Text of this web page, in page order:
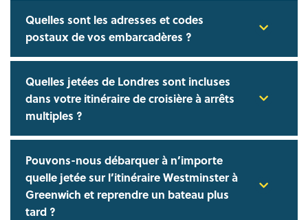
Quelles sont les adresses et codes
postaux de vos embarcadères ?
Quelles jetées de Londres sont incluses
dans votre itinéraire de croisière à arrêts
multiples ?
Pouvons-nous débarquer à n’importe
quelle jetée sur l’itinéraire Westminster à
Greenwich et reprendre un bateau plus
tard ?